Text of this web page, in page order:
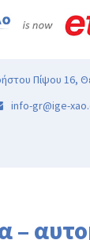
Πίψου 16,
info-gr@ige-
–